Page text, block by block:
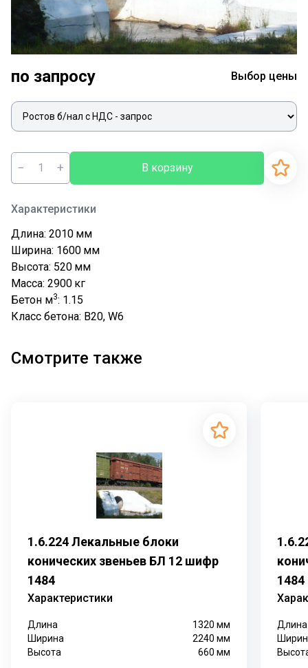
по запросу Выбор цены
− + В корзину
Характеристики
Длина: 2010 мм
Ширина: 1600 мм
Высота: 520 мм
Масса: 2900 кг
Бетон м3: 1.15
Класс бетона: В20, W6
Смотрите также
1.6.224 Лекальные блоки
конических звеньев БЛ 12 шифр
1484
Характеристики
Длина 1320мм
Ширина
2240мм
Высота
660мм
1484
Длина